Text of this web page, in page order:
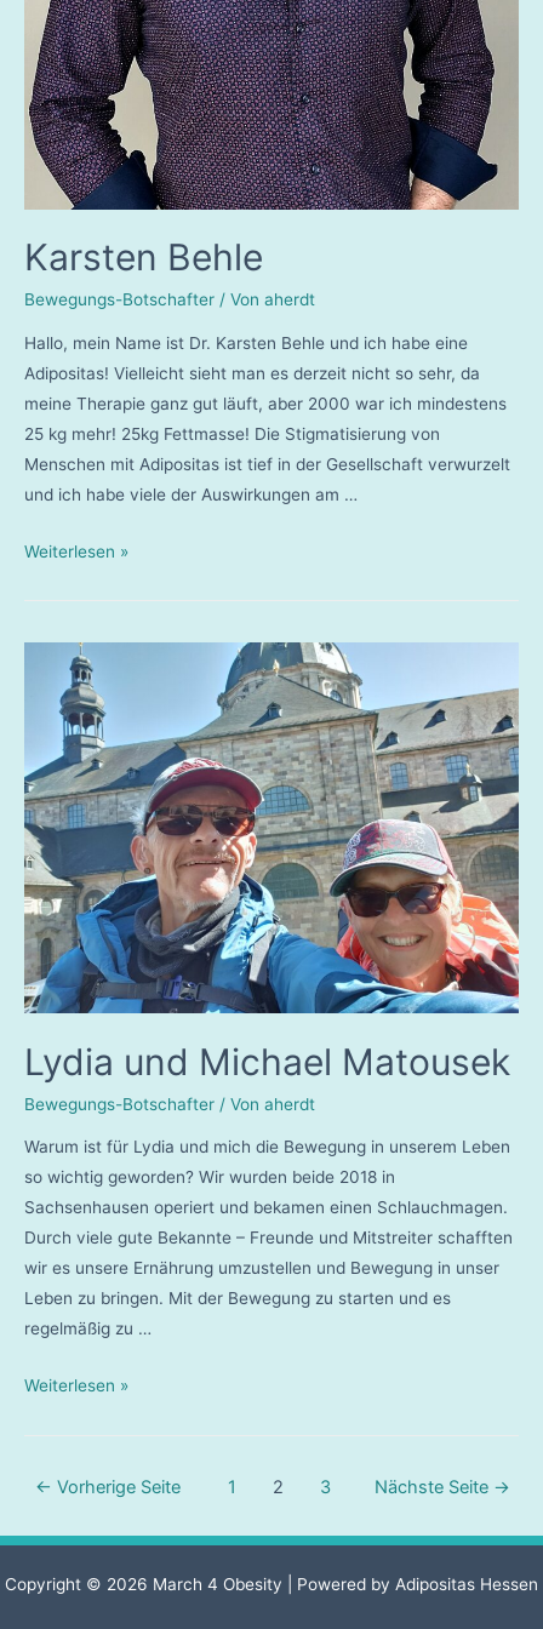
Karsten Behle
Bewegungs-Botschafter / Von aherdt
Hallo, mein Name ist Dr. Karsten Behle und ich habe eine
Adipositas! Vielleicht sieht man es derzeit nicht so sehr, da
meine Therapie ganz gut läuft, aber 2000 war ich mindestens
25 kg mehr! 25kg Fettmasse! Die Stigmatisierung von
Menschen mit Adipositas ist tief in der Gesellschaft verwurzelt
und ich habe viele der Auswirkungen am …
Karsten
Weiterlesen »
Lydia und Michael Matousek
Bewegungs-Botschafter / Von aherdt
Warum ist für Lydia und mich die Bewegung in unserem Leben
so wichtig geworden? Wir wurden beide 2018 in
Sachsenhausen operiert und bekamen einen Schlauchmagen.
Durch viele gute Bekannte – Freunde und Mitstreiter schafften
wir es unsere Ernährung umzustellen und Bewegung in unser
Leben zu bringen. Mit der Bewegung zu starten und es
regelmäßig zu …
Lydia
Matousek
Weiterlesen »
Seitennummerierung
← Vorherige Seite 1 2 3 Nächste Seite →
Copyright © 2026 March 4 Obesity | Powered by Adipositas Hessen